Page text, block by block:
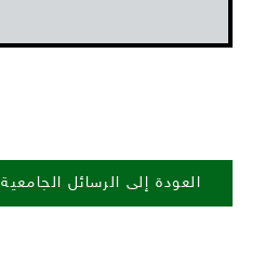
العودة إلى الرسائل الجامعية